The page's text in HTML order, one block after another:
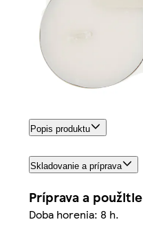
Popis produktu
Skladovanie a príprava
Príprava a použitie
Doba horenia: 8 h.